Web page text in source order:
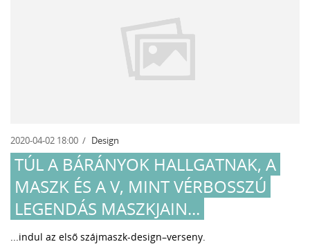
2020-04-02 18:00 Design
TÚL A BÁRÁNYOK HALLGATNAK, A
MASZK ÉS A V, MINT VÉRBOSSZÚ
LEGENDÁS MASZKJAIN...
...indul az első szájmaszk-design–verseny.